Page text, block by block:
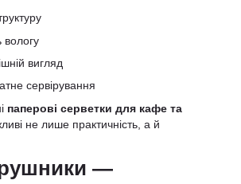
вигляд
сервірування
паперові серветки для кафе та
не лише практичність, а й
—